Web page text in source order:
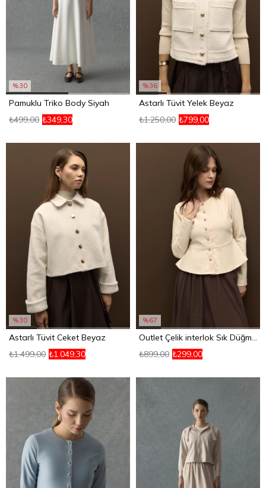
%30
Pamuklu Triko Body Siyah
₺349,30
₺499,00
%36
Astarlı Tüvit Yelek Beyaz
₺799,00
₺1.250,00
%30
Astarlı Tüvit Ceket Beyaz
₺1.049,30
₺1.499,00
%67
Outlet Çelik interlok Sık Düğmeli Volanlı Hırka Krem
₺299,00
₺899,00